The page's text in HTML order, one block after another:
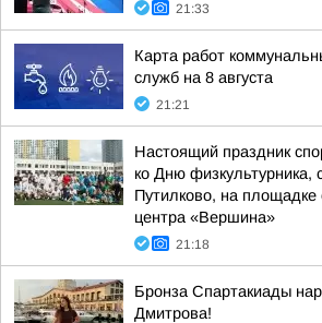
21:33
Карта работ
служб на 8 августа
21:21
Настоящий праздник
ко Дню физкультурника,
Путилково, на площадке
центра «Вершина»
21:18
Бронза Спартакиады
Дмитрова!